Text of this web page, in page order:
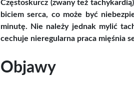
Częstoskurcz (zwany też
biciem serca, co może być
minutę. Nie należy jednak mylić
cechuje nieregularna praca mięśnia
Objawy